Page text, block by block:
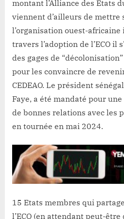
montant l’Alliance des Etats
viennent d’ailleurs de mettre
l’organisation ouest-africaine
travers l’adoption de l’ECO il
des gages de “décolonisation”
pour les convaincre de
CEDEAO. Le président
Faye, a été mandaté pour
de bonnes relations avec les
en tournée en mai 2024.
15 Etats membres qui
l’ECO (en attendant peut-être